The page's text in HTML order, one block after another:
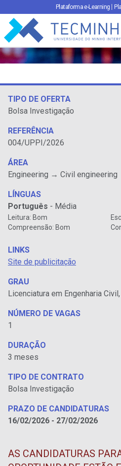
Plataforma e-Learning
TECMINHO
TIPO DE OFERTA
Bolsa Investigação
REFERÊNCIA
004/UPPI/2026
ÁREA
Engineering → Civil engineering
LÍNGUAS
Português - Média
Leitura: Bom
Compreensão: Bom
LINKS
Site de publicitação
GRAU
Licenciatura em Engenharia
NÚMERO DE VAGAS
1
DURAÇÃO
3 meses
TIPO DE CONTRATO
Bolsa Investigação
PRAZO DE CANDIDATURAS
16/02/2026 - 27/02/2026
AS CANDIDATURAS